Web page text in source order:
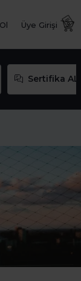
Üye Girişi
Sertifika AL